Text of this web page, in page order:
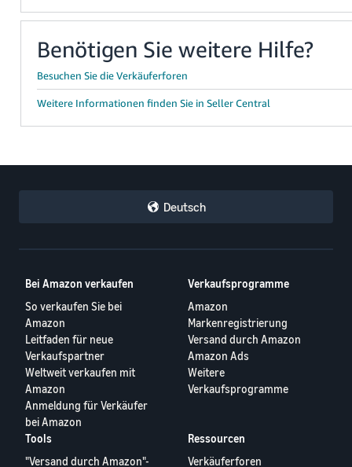
Benötigen Sie weitere Hilfe?
Besuchen Sie die Verkäuferforen
Weitere Informationen finden Sie in Seller Central
Deutsch
Bei Amazon verkaufen
So verkaufen Sie bei
Amazon
Leitfaden für neue
Verkaufspartner
Weltweit verkaufen mit
Amazon
Anmeldung für Verkäufer
bei Amazon
Verkaufsprogramme
Amazon
Markenregistrierung
Versand durch Amazon
Amazon Ads
Weitere
Verkaufsprogramme
Tools
"Versand durch Amazon"-
Ressourcen
Verkäuferforen